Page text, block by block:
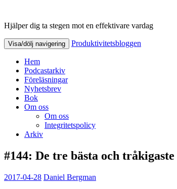
Produktivitetsbloggen
Hjälper dig ta stegen mot en effektivare vardag
Visa/dölj navigering Produktivitetsbloggen
Hem
Podcastarkiv
Föreläsningar
Nyhetsbrev
Bok
Om oss
Om oss
Integritetspolicy
Arkiv
#144: De tre bästa och
2017-04-28 Daniel Bergman